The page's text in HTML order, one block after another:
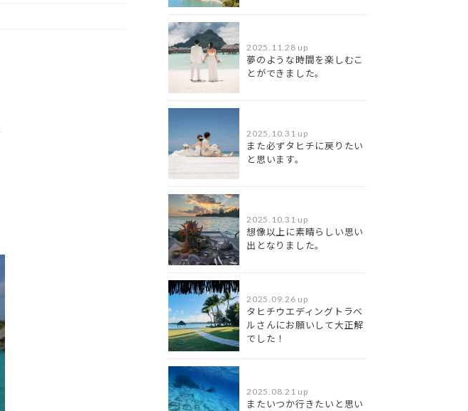
2025.11.28 up
夢のような時間を楽しむこ
とができました。
2025.10.31 up
また必ずタヒチに戻りたい
と思います。
2025.10.31 up
想像以上に素晴らしい思い
出となりました。
2025.09.26 up
タヒチウエディングトラベ
ルさんにお願いして大正解
でした！
2025.08.21 up
またいつか行きたいと思い